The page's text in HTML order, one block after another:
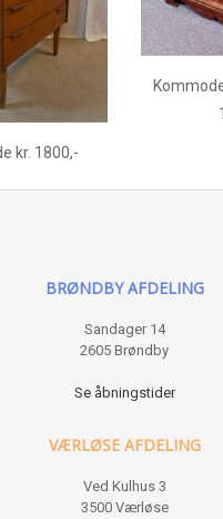
kr. 1800,-
BRØNDBY AFDELING
Sandager 14
2605 Brøndby
Se åbningstider
VÆRLØSE AFDELING
Ved Kulhus 3
3500 Værløse